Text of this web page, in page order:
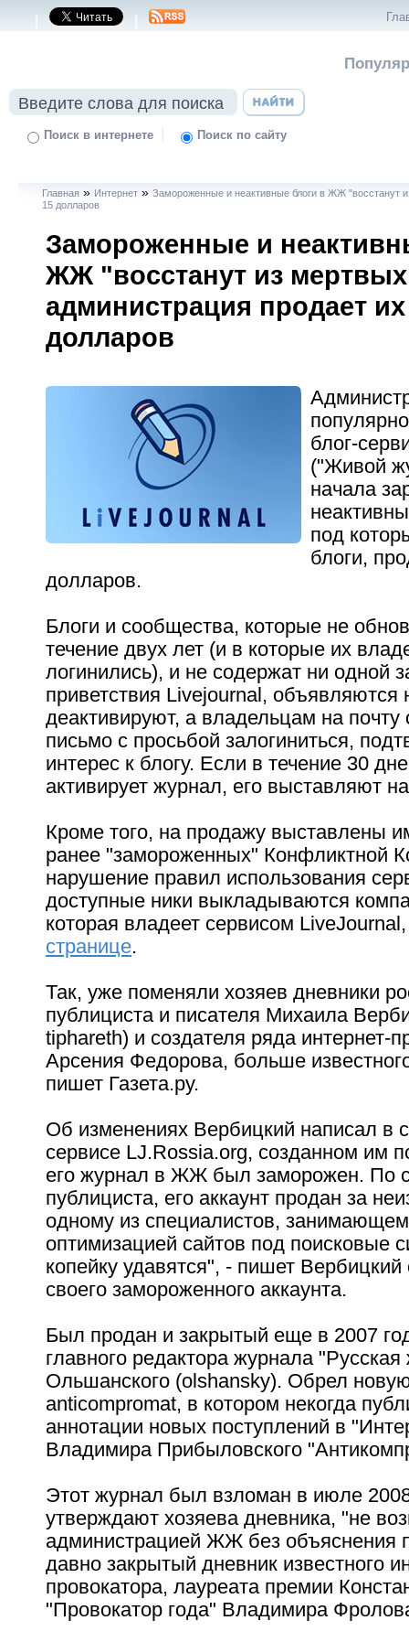
| |
Поиск в интернете | Поиск по сайту
Главная » Интернет »Замороженные и неактивные блоги в ЖЖ "восстанут
15 долларов
Замороженные и
ЖЖ "восстанут из
администрация продает
долларов
блог-
("Живой
начала
под
блоги,
долларов.
Блоги и сообщества, которые не
течение двух лет (и в которые их
логинились), и не содержат ни одной
приветствия Livejournal,
деактивируют, а владельцам на почту
письмо с просьбой залогиниться,
интерес к блогу. Если в течение 30
активирует журнал, его выставляют
Кроме того, на продажу выставлены
ранее "замороженных" Конфликтной
нарушение правил использования
доступные ники выкладываются
которая владеет сервисом
странице.
Так, уже поменяли хозяев дневники
публициста и писателя Михаила
tiphareth) и создателя ряда интернет-
Арсения Федорова, больше
пишет Газета.ру.
Об изменениях Вербицкий написал в
сервисе LJ.Rossia.org, созданном им
его журнал в ЖЖ был заморожен. По
публициста, его аккаунт продан за
одному из специалистов,
оптимизацией сайтов под поисковые
копейку удавятся", - пишет
своего замороженного аккаунта.
Был продан и закрытый еще в 2007
главного редактора журнала
Ольшанского (olshansky). Обрел
anticompromat, в котором некогда
аннотации новых поступлений в
Владимира Прибыловского
Этот журнал был взломан в июле
утверждают хозяева дневника, "не
администрацией ЖЖ без объяснения
давно закрытый дневник известного
провокатора, лауреата премии
"Провокатор года" Владимира